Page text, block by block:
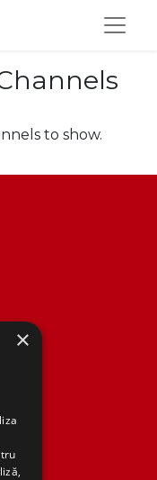
to show.
×